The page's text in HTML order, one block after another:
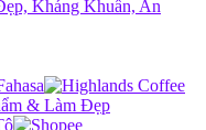
Kháng Khuẩn, An